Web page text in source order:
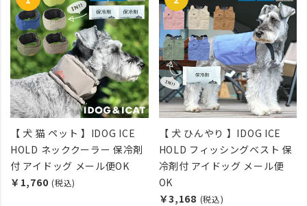
【 犬 猫 ペット 】IDOG ICE
HOLD ネッククーラー 保冷剤
付 アイドッグ メール便OK
￥1,760 (税込)
【 犬 ひんやり 】IDOG ICE
HOLD フィッシングベスト 保
冷剤付 アイドッグ メール便
OK
￥3,168 (税込)